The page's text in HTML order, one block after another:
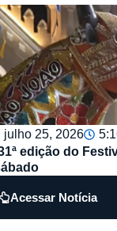
julho 25, 2026
edição do
Acessar Notícia